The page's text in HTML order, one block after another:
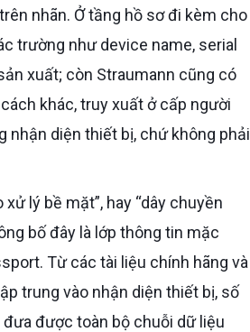
nhãn. Ở tầng hồ sơ đi kèm cho
trường như device name, serial
xuất; còn Straumann cũng có
khác, truy xuất ở cấp người
nhận diện thiết bị, chứ không phải
bố đây là lớp thông tin mặc
Từ các tài liệu chính hãng và
trung vào nhận diện thiết bị, số
đưa được toàn bộ chuỗi dữ liệu